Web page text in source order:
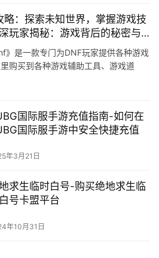
略：探索未知世界，掌握游戏技
玩家揭秘：游戏背后的秘密与
》是一款专门为DNF玩家提供各种游戏
购买到各种游戏辅助工具、游戏道
国际服手游充值指南-如何在
国际服手游中安全快捷充值
年3月21日
求生临时白号-购买绝地求生临
号卡盟平台
年10月31日